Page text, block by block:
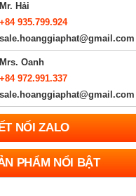
Mr. Hải
+84 935.799.924
sale.hoanggiaphat@gmail.com
Mrs. Oanh
+84 972.991.337
sale.hoanggiaphat@gmail.com
NỐI ZALO
PHẨM NỔI BẬT